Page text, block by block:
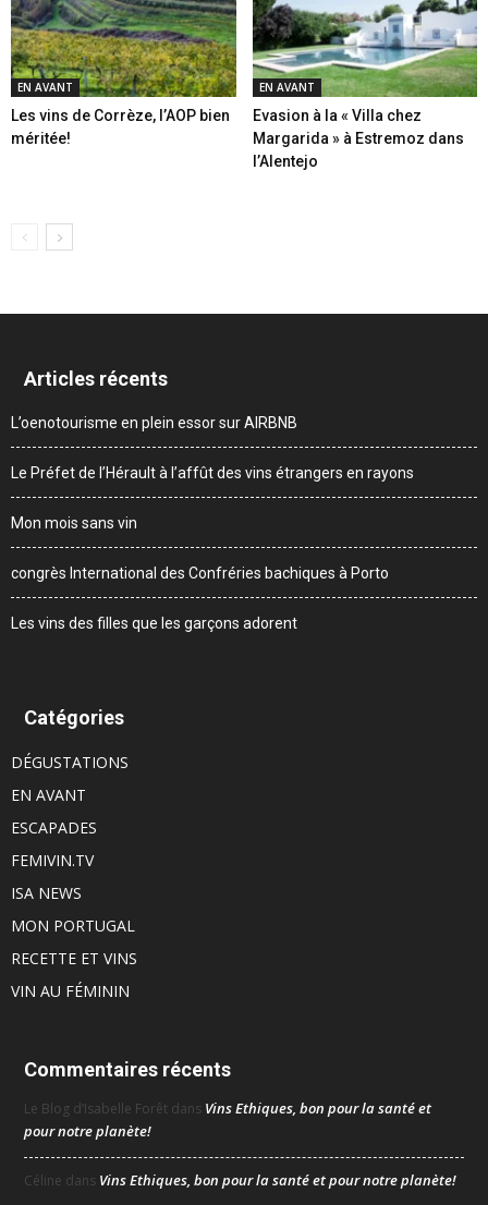
EN AVANT
Les vins de Corrèze, l’AOP bien
méritée!
EN AVANT
Evasion à la « Villa chez
Margarida » à Estremoz dans
l’Alentejo
Articles récents
L’oenotourisme en plein essor sur AIRBNB
Le Préfet de l’Hérault à l’affût des vins étrangers en rayons
Mon mois sans vin
congrès International des Confréries bachiques à Porto
Les vins des filles que les garçons adorent
Catégories
DÉGUSTATIONS
EN AVANT
ESCAPADES
FEMIVIN.TV
ISA NEWS
MON PORTUGAL
RECETTE ET VINS
VIN AU FÉMININ
Commentaires récents
Le Blog d’Isabelle Forêt dans Vins Ethiques, bon pour la santé et
pour notre planète!
Céline dans Vins Ethiques, bon pour la santé et pour notre planète!